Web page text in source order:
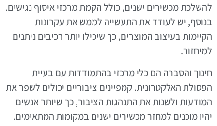
להשלכת מכשירים ישנים, כולל הקמת מרכזי איסוף נגישים.
בנוסף, יש לעודד את התעשייה לממש את עקרונות
הקיימות בעיצוב המוצרים, כך שיכילו יותר רכיבים ניתנים
למיחזור.
חינוך והסברה הם כלי מרכזי בהתמודדות עם בעיית
הפסולת האלקטרונית. קמפיינים ציבוריים יכולים לשפר את
המודעות ולשנות את התנהגות הציבור, כך שיותר אנשים
יהיו מוכנים למחזר מכשירים ישנים במקומות המתאימים.